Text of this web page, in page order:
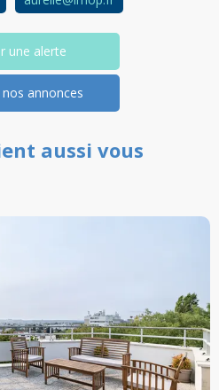
une alerte
annonces
aussi vous